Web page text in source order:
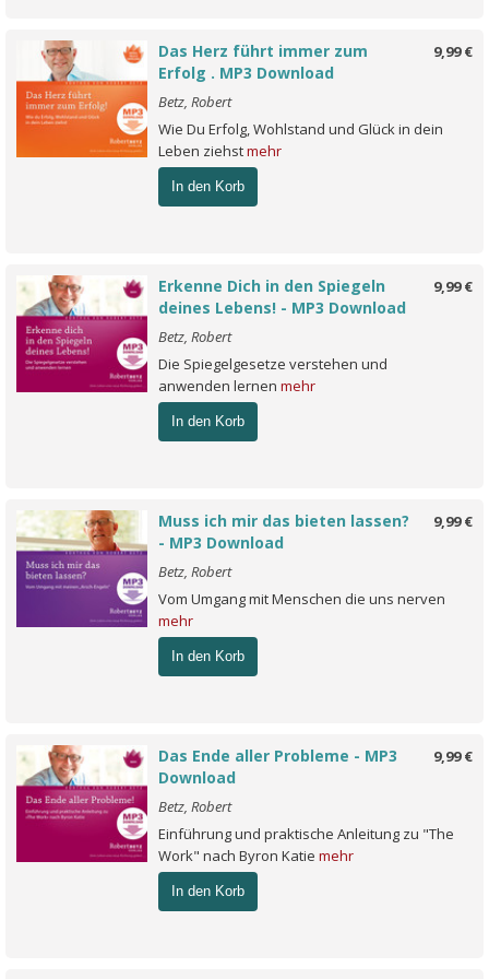
9,99 €
Das Herz führt immer zum
Erfolg . MP3 Download
Betz, Robert
Wie Du Erfolg, Wohlstand und Glück in dein
Leben ziehstmehr
In den Korb
9,99 €
Erkenne Dich in den Spiegeln
deines Lebens! - MP3 Download
Betz, Robert
Die Spiegelgesetze verstehen und
anwenden lernen mehr
In den Korb
9,99 €
Muss ich mir das bieten lassen?
- MP3 Download
Betz, Robert
Vom Umgang mit Menschen die uns nerven
mehr
In den Korb
9,99 €
Das Ende aller Probleme - MP3
Download
Betz, Robert
Einführung und praktische Anleitung zu "The
Work" nach Byron Katie mehr
In den Korb